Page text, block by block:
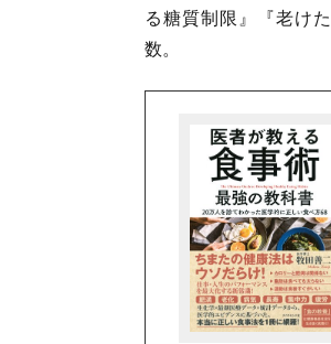
る糖質制限』『老け
数。